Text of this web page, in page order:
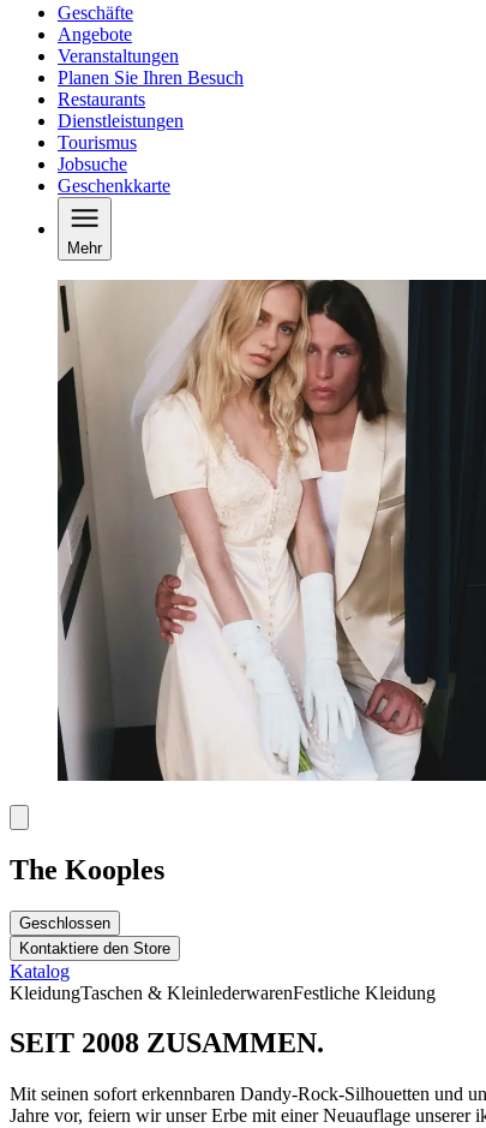
Geschäfte
Angebote
Veranstaltungen
Planen Sie Ihren Besuch
Restaurants
Dienstleistungen
Tourismus
Jobsuche
Geschenkkarte
Mehr
The Kooples
Geschlossen
Kontaktiere den Store
Katalog
KleidungTaschen & KleinlederwarenFestliche Kleidung
SEIT 2008 ZUSAMMEN.
Mit seinen sofort erkennbaren Dandy-Rock-Silhouetten und
Jahre vor, feiern wir unser Erbe mit einer Neuauflage